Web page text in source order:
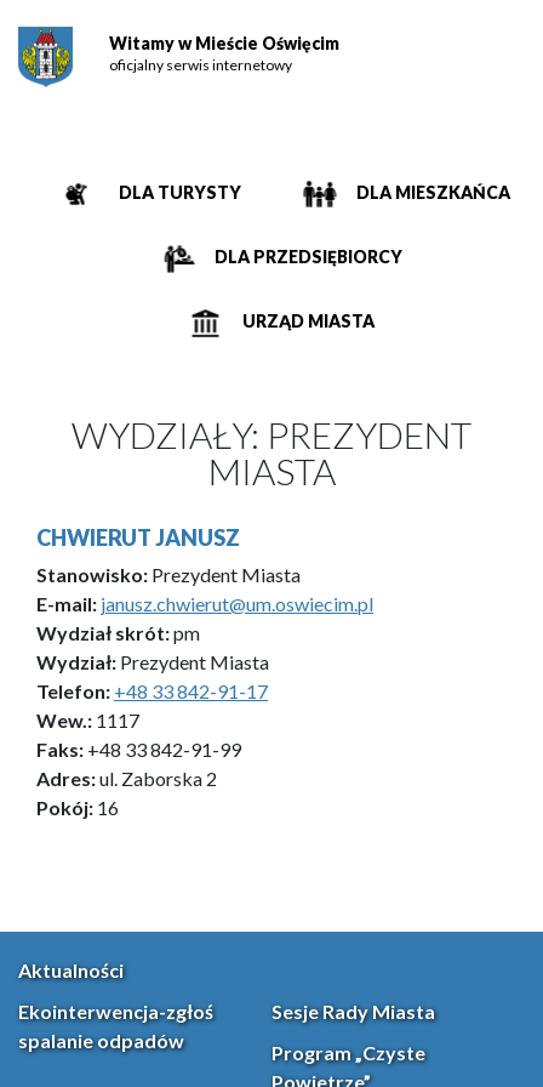
Witamy w Mieście Oświęcim
oficjalny serwis internetowy
DLA TURYSTY DLA MIESZKAŃCA
DLA PRZEDSIĘBIORCY
URZĄD MIASTA
WYDZIAŁY: PREZYDENT
MIASTA
CHWIERUT JANUSZ
Stanowisko: Prezydent Miasta
E-mail: janusz.chwierut@um.oswiecim.pl
Wydział skrót:pm
Wydział: Prezydent Miasta
Telefon: +48 33 842-91-17
Wew.: 1117
Faks: +48 33 842-91-99
Adres:ul. Zaborska 2
Pokój: 16
Aktualności
Ekointerwencja-zgłoś
spalanie odpadów
Sesje Rady Miasta
Program „Czyste
Powietrze”